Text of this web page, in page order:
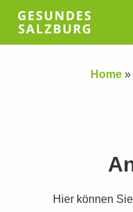
Home»
Hier können